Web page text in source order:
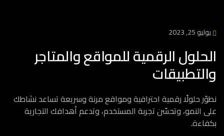
يوليو 25, 2023
الحلول الرقمية للمواقع والمتاجر
والتطبيقات
نطوّر حلولًا رقمية احترافية ومواقع مرنة وسريعة تساعد نشاطك
على النمو، وتحسّن تجربة المستخدم، وتدعم أهدافك التجارية
بكفاءة.